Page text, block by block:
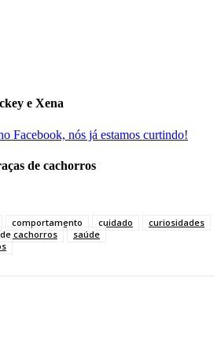
e Xena
Facebook, nós já estamos curtindo!
de cachorros
comportamento cuidado
curiosidades
cachorros
saúde